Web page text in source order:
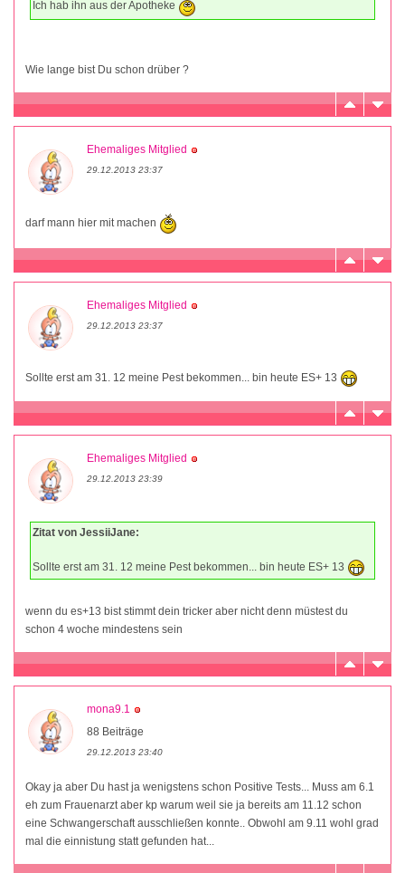
Ich hab ihn aus der Apotheke
Wie lange bist Du schon drüber ?
Ehemaliges Mitglied
29.12.2013 23:37
darf mann hier mit machen
Ehemaliges Mitglied
29.12.2013 23:37
Sollte erst am 31. 12 meine Pest bekommen... bin heute ES+ 13
Ehemaliges Mitglied
29.12.2013 23:39
Zitat von JessiiJane:
Sollte erst am 31. 12 meine Pest bekommen... bin heute ES+ 13
wenn du es+13 bist stimmt dein tricker aber nicht denn müstest du
schon 4 woche mindestens sein
mona9.1
88 Beiträge
29.12.2013 23:40
Okay ja aber Du hast ja wenigstens schon Positive Tests... Muss am 6.1
eh zum Frauenarzt aber kp warum weil sie ja bereits am 11.12 schon
eine Schwangerschaft ausschließen konnte.. Obwohl am 9.11 wohl grad
mal die einnistung statt gefunden hat...